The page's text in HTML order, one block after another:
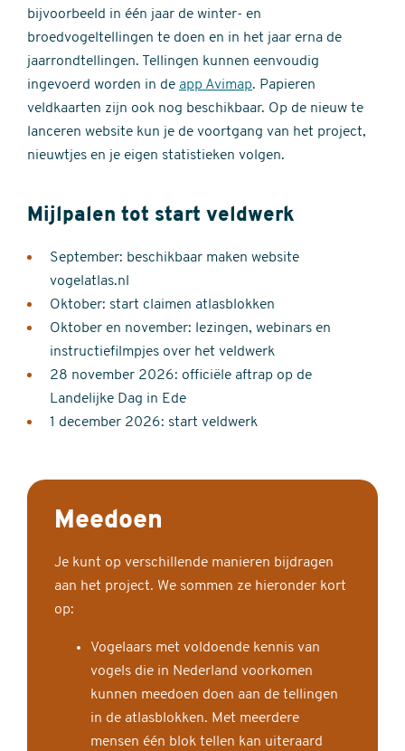
bijvoorbeeld in één jaar de winter- en
broedvogeltellingen te doen en in het jaar erna de
jaarrondtellingen. Tellingen kunnen eenvoudig
ingevoerd worden in de app Avimap. Papieren
veldkaarten zijn ook nog beschikbaar. Op de nieuw te
lanceren website kun je de voortgang van het project,
nieuwtjes en je eigen statistieken volgen.
Mijlpalen tot start veldwerk
September: beschikbaar maken website
vogelatlas.nl
Oktober: start claimen atlasblokken
Oktober en november: lezingen, webinars en
instructiefilmpjes over het veldwerk
28 november 2026: officiële aftrap op de
Landelijke Dag in Ede
1 december 2026: start veldwerk
Meedoen
Je kunt op verschillende manieren bijdragen
aan het project. We sommen ze hieronder kort
op:
Vogelaars met voldoende kennis van
vogels die in Nederland voorkomen
kunnen meedoen doen aan de tellingen
in de atlasblokken. Met meerdere
mensen één blok tellen kan uiteraard